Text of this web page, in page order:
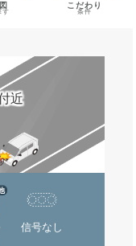
す
こだわり
条件
近
信号なし